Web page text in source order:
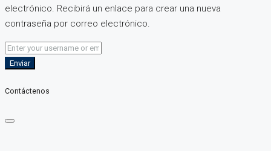
electrónico. Recibirá un enlace para crear una nueva
contraseña por correo electrónico.
Enviar
Contáctenos